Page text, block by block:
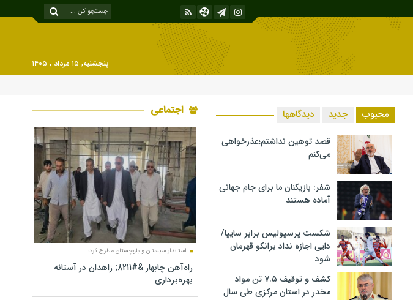
پنجشنبه, ۱۵ مرداد , ۱۴۰۵
محبوب جدید دیدگاهها
قصد توهین نداشتم؛عذرخواهی
می‌کنم
شفر: بازیکنان ما برای جام جهانی
آماده هستند
شکست پرسپولیس برابر سایپا/
دایی اجازه نداد برانکو قهرمان
شود
کشف و توقیف ۷.۵ تن مواد
مخدر در استان مرکزی طی سال
اجتماعی
استاندار سیستان و بلوچستان مطرح کرد:
راه‌آهن چابهار &#۸۲۱۱; زاهدان در آستانه
بهره‌برداری